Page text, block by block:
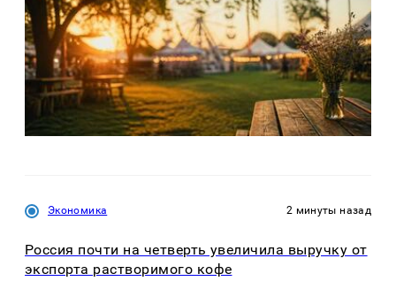
Экономика 2 минуты назад
Россия почти на четверть увеличила выручку от
экспорта растворимого кофе